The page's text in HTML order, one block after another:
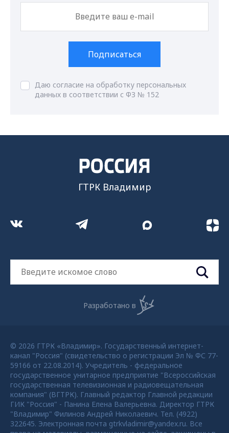
Подписаться
Даю согласие на обработку персональных
данных в соответствии с ФЗ № 152
ГТРК Владимир
Разработано в
© 2026 ГТРК «Владимир». Государственный интернет-
канал "Россия" (свидетельство о регистрации Эл № ФС 77-
59166 от 22.08.2014). Учредитель - федеральное
государственное унитарное предприятие "Всероссийская
государственная телевизионная и радиовещательная
компания" (ВГТРК). Главный редактор Главной редакции
ГИК "Россия" - Панина Елена Валерьевна. Директор ГТРК
"Владимир" Филинов Андрей Николаевич. Тел. (4922)
322645. Электронная почта gtrkvladimir@yandex.ru. Все